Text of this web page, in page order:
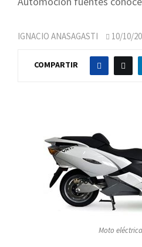
IGNACIO ANASAGASTI 10/10/
COMPARTIR
Moto